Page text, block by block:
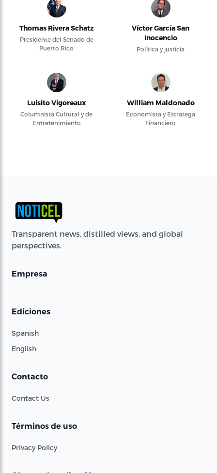
Thomas Rivera Schatz
Presidente del Senado de
Puerto Rico
Víctor García San
Inocencio
Política y justicia
Luisito Vigoreaux
Columnista Cultural y de
Entretenimiento
William Maldonado
Economista y Estratega
Financiero
Transparent news, distilled views, and global
perspectives.
Empresa
Ediciones
Spanish
English
Contacto
Contact Us
Términos de uso
Privacy Policy